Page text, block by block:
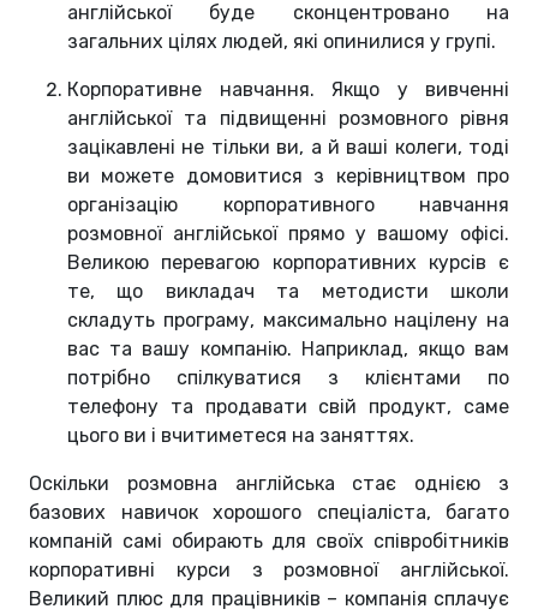
англійської буде сконцентровано на
загальних цілях людей, які опинилися у групі.
Корпоративне навчання. Якщо у вивченні
англійської та підвищенні розмовного рівня
зацікавлені не тільки ви, а й ваші колеги, тоді
ви можете домовитися з керівництвом про
організацію корпоративного навчання
розмовної англійської прямо у вашому офісі.
Великою перевагою корпоративних курсів є
те, що викладач та методисти школи
складуть програму, максимально націлену на
вас та вашу компанію. Наприклад, якщо вам
потрібно спілкуватися з клієнтами по
телефону та продавати свій продукт, саме
цього ви і вчитиметеся на заняттях.
Оскільки розмовна англійська стає однією з
базових навичок хорошого спеціаліста, багато
компаній самі обирають для своїх співробітників
корпоративні курси з розмовної англійської.
Великий плюс для працівників – компанія сплачує